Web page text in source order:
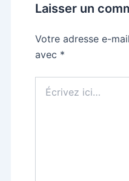
Laisser un
Votre adresse e-
avec *
ici…